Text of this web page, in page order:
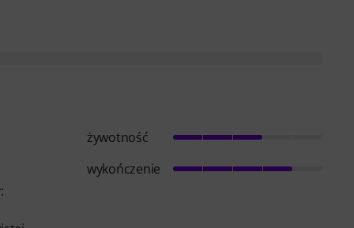
żywotność
wykończenie